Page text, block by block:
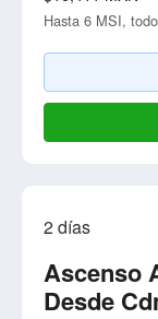
Hasta 6 MSI,
2 días
Ascenso
Desde